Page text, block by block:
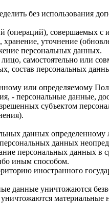
без использования
совершаемых с
уточнение
персональных данных.
самостоятельно или
состав персональных
или определяемому
- персональные данные,
субъектом
данных
данных
персональных данных
иным способом.
иностранного
данные уничтожаются
материальные